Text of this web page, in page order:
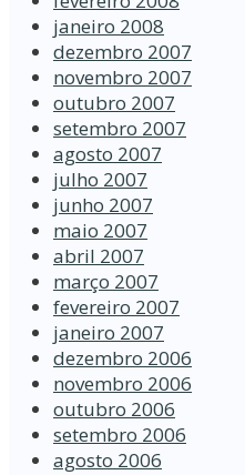
janeiro 2008
dezembro 2007
novembro 2007
outubro 2007
setembro 2007
agosto 2007
julho 2007
junho 2007
maio 2007
abril 2007
março 2007
fevereiro 2007
janeiro 2007
dezembro 2006
novembro 2006
outubro 2006
setembro 2006
agosto 2006